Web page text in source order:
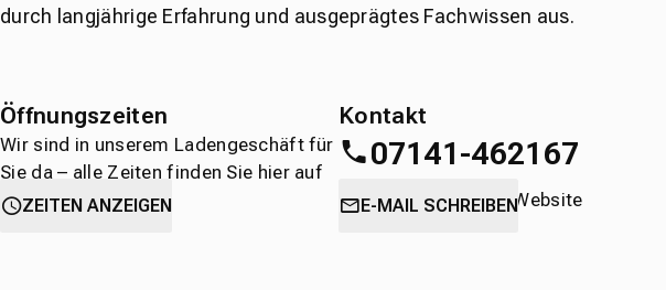
durch langjährige Erfahrung und ausgeprägtes Fachwissen aus.
Öffnungszeiten
Wir sind in unserem Ladengeschäft für
Sie da – alle Zeiten finden Sie hier auf
einen Blick.
ZEITEN ANZEIGEN
Kontakt
07141-462167
oderdirekt über die Website
E-MAIL SCHREIBEN